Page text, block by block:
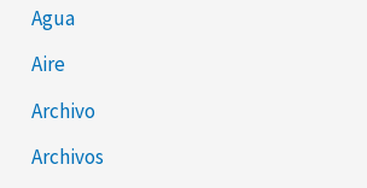
r
p
o
r
Agua
Aire
Archivo
Archivos